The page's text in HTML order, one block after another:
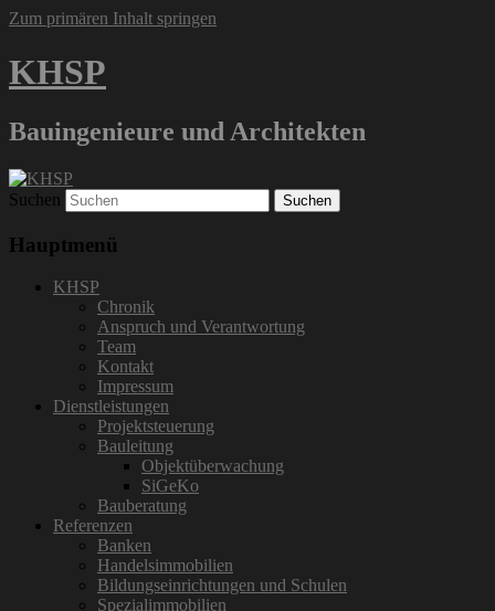
Zum primären Inhalt springen
KHSP
Bauingenieure und Architekten
Suchen
Hauptmenü
KHSP
Chronik
Anspruch und Verantwortung
Team
Kontakt
Impressum
Dienstleistungen
Projektsteuerung
Bauleitung
Objektüberwachung
SiGeKo
Bauberatung
Referenzen
Banken
Handelsimmobilien
Bildungseinrichtungen und Schulen
Spezialimmobilien